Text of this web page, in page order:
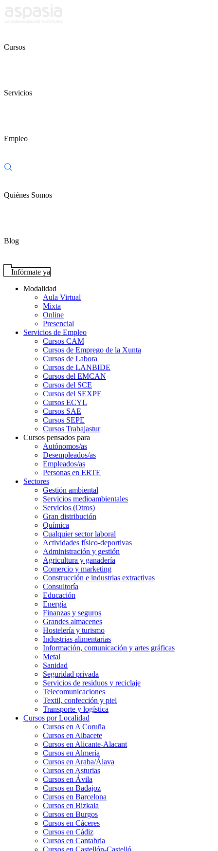
Cursos
Servicios
Empleo
Quiénes Somos
Blog
Infórmate ya
Modalidad
Aula Virtual
Mixta
Online
Presencial
Servicios de Empleo
Cursos CAM
Cursos de Emprego de la Xunta
Cursos de Labora
Cursos de LANBIDE
Cursos del EMCAN
Cursos del SCE
Cursos del SEXPE
Cursos ECYL
Cursos SAE
Cursos SEPE
Cursos Trabajastur
Cursos pensados para
Autónomos/as
Desempleados/as
Empleados/as
Personas en ERTE
Sectores
Gestión ambiental
Servicios medioambientales
Servicios (Otros)
Gran distribución
Química
Cualquier sector laboral
Actividades físico-deportivas
Administración y gestión
Agricultura y ganadería
Comercio y marketing
Construcción e industrias extractivas
Consultoría
Educación
Energía
Finanzas y seguros
Grandes almacenes
Hostelería y turismo
Industrias alimentarias
Información, comunicación y artes gráficas
Metal
Sanidad
Seguridad privada
Servicios de residuos y reciclaje
Telecomunicaciones
Textil, confección y piel
Transporte y logística
Cursos por Localidad
Cursos en A Coruña
Cursos en Albacete
Cursos en Alicante-Alacant
Cursos en Almería
Cursos en Araba/Álava
Cursos en Asturias
Cursos en Ávila
Cursos en Badajoz
Cursos en Barcelona
Cursos en Bizkaia
Cursos en Burgos
Cursos en Cáceres
Cursos en Cádiz
Cursos en Cantabria
Cursos en Castellón-Castelló